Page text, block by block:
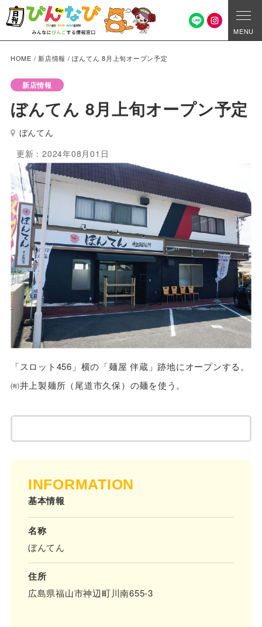
MENU
HOME / 新店情報 /ぼんてん 8月上旬オープン予定
新店情報
ぼんてん 8月上旬オープン予定
ぼんてん
更新：2024年08月01日
「スロット456」横の「麺屋 伴蔵」跡地にオープンする。
㈲井上製麺所（尾道市久保）の麺を使う。
INFORMATION
基本情報
名称
ぼんてん
住所
広島県福山市神辺町川南655-3